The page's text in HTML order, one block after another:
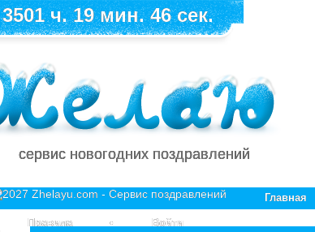
3501 ч. 19 мин. 46 сек.
сервис новогодних поздравлений
Главная
Правила
• Войти